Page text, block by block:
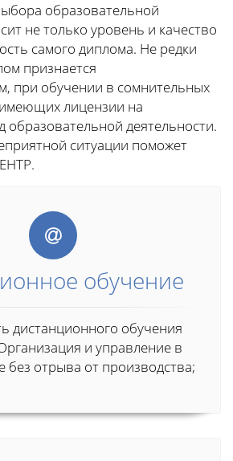
образовательной
не только уровень и качество
самого диплома. Не редки
признается
при обучении в сомнительных
лицензии на
образовательной деятельности.
ситуации поможет
обучение
дистанционного обучения
и управление в
без отрыва от производства;